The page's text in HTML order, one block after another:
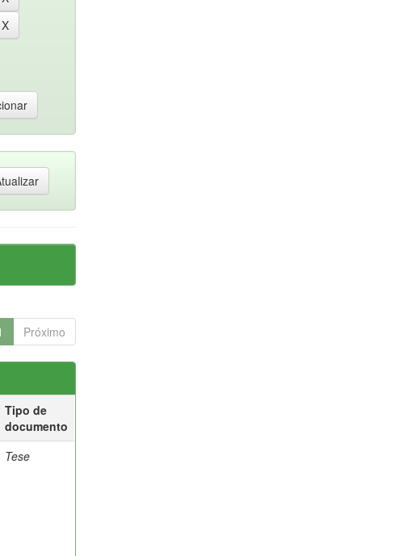
Próximo
Tipo de
documento
Tese